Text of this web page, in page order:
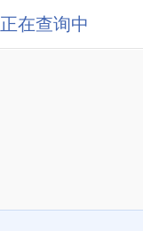
正在查询中